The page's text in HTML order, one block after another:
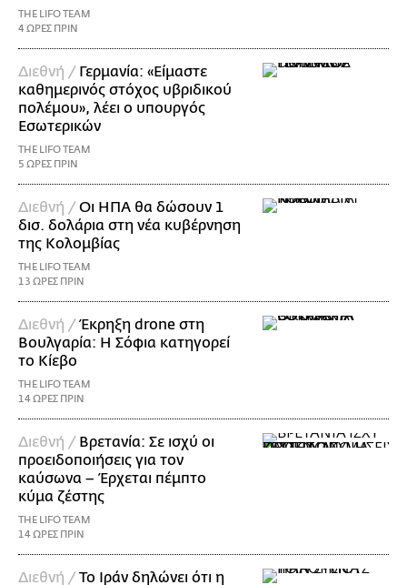
THE LIFO TEAM
4 ΩΡΕΣ ΠΡΙΝ
Διεθνή / Γερμανία: «Είμαστε
καθημερινός στόχος υβριδικού
πολέμου», λέει ο υπουργός
Εσωτερικών
THE LIFO TEAM
5 ΩΡΕΣ ΠΡΙΝ
Διεθνή /Οι ΗΠΑ θα δώσουν 1
δισ. δολάρια στη νέα κυβέρνηση
της Κολομβίας
THE LIFO TEAM
13 ΩΡΕΣ ΠΡΙΝ
Διεθνή /Έκρηξη drone στη
Βουλγαρία: Η Σόφια κατηγορεί
το Κίεβο
THE LIFO TEAM
14 ΩΡΕΣ ΠΡΙΝ
Διεθνή / Βρετανία: Σε ισχύ οι
προειδοποιήσεις για τον
καύσωνα – Έρχεται πέμπτο
κύμα ζέστης
THE LIFO TEAM
14 ΩΡΕΣ ΠΡΙΝ
Διεθνή /Το Ιράν δηλώνει ότι η